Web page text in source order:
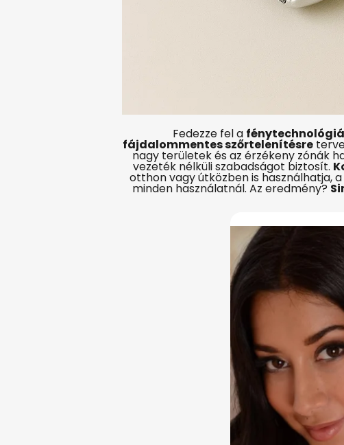
Fedezze fel a
fájdalommentes szőrtelenítésre
nagy területek és az érzékeny zónák
vezeték nélküli szabadságot biztosít.
otthon vagy útközben is használhatja, a
minden használatnál. Az eredmény?